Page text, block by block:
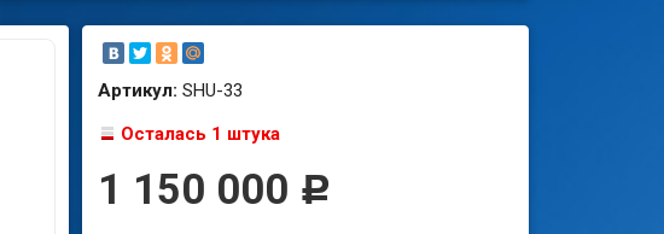
Артикул: SHU-33
Осталась 1 штука
1 150 000 Р